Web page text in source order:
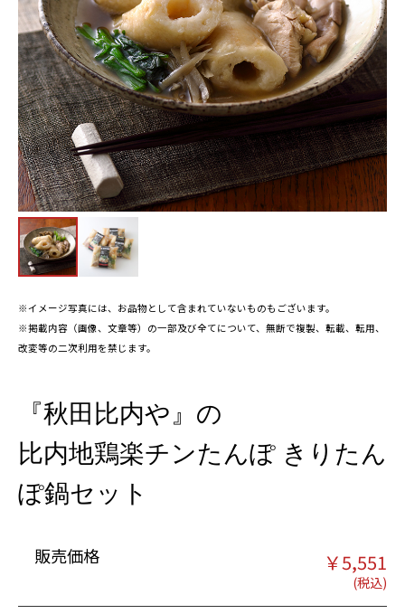
※イメージ写真には、お品物として含まれていないものもございます。
※掲載内容（画像、文章等）の一部及び全てについて、無断で複製、転載、転用、
改変等の二次利用を禁じます。
『秋田比内や』の
比内地鶏楽チンたんぽ きりたん
ぽ鍋セット
販売価格 ￥5,551